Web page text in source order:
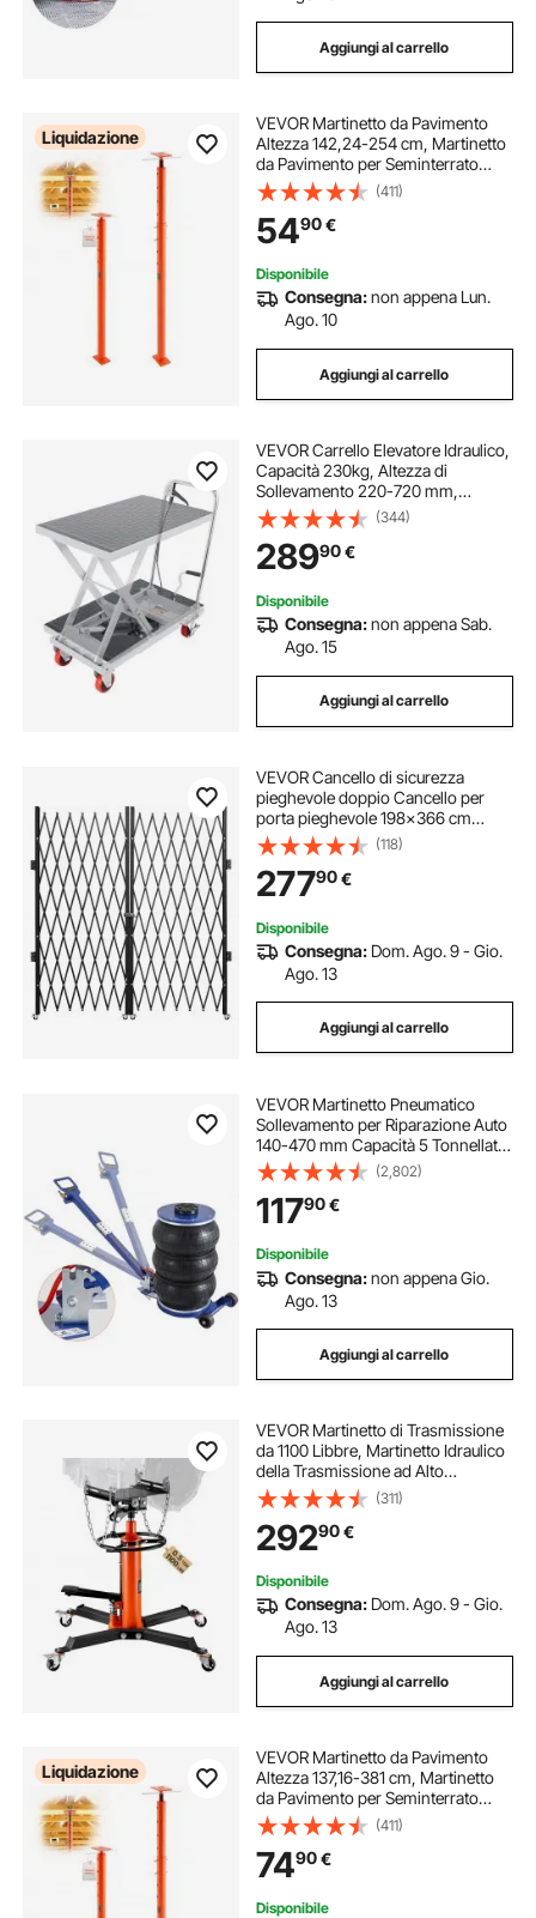
Aggiungi al carrello
Liquidazione
VEVOR Martinetto da Pavimento
Altezza 142,24-254 cm, Martinetto
da Pavimento per Seminterrato
Regolabile per Livellamento, Portata
8164,66 kg, Palo di Supporto
Sollevamento Telescopico in
Acciaio
(411)
5490€
Disponibile
Consegna:non appena Lun.
Ago. 10
Aggiungi al carrello
VEVOR Carrello Elevatore Idraulico,
Capacità 230kg, Altezza di
Sollevamento 220-720 mm,
Piattaforma Elevatore Manuale a
Forbice Singola con Cuscinetto
Antiscivolo, Carrello Idraulico a
Forbice Grigio
(344)
28990€
Disponibile
Consegna:non appena Sab.
Ago. 15
Aggiungi al carrello
VEVOR Cancello di sicurezza
pieghevole doppio Cancello per
porta pieghevole 198x366 cm
Cancello a forbice(118)
27790€
Disponibile
Consegna: Dom. Ago. 9 - Gio.
Ago. 13
Aggiungi al carrello
VEVOR Martinetto Pneumatico
Sollevamento per Riparazione Auto
140-470 mm Capacità 5 Tonnellate,
Martinetto Pneumatico 0,8-1,0 MPa
con 3 Cuscini d'Aria Impugnatura
Regolabile Blu per da Officina
Garage
(2,802)
11790€
Disponibile
Consegna:non appena Gio.
Ago. 13
Aggiungi al carrello
VEVOR Martinetto di Trasmissione
da 1100 Libbre, Martinetto Idraulico
della Trasmissione ad Alto
Sollevamento, Jack a Trasmissione
Verticale con 4 Rotelle Girevoli per
Autoveicoli o Autocarri Leggeri
(311)
29290€
Disponibile
Consegna: Dom. Ago. 9 - Gio.
Ago. 13
Aggiungi al carrello
Liquidazione
VEVOR Martinetto da Pavimento
Altezza 137,16-381 cm, Martinetto
da Pavimento per Seminterrato
Regolabile per Livellamento, Portata
ca. 5080,23kg, Palo di Supporto
Sollevamento Telescopico in
Acciaio
(411)
7490€
Disponibile